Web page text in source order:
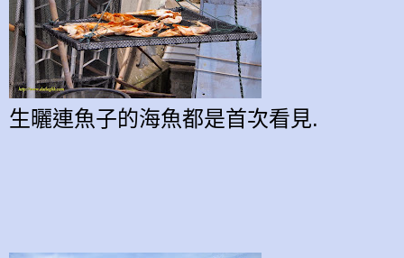
生曬連魚子的海魚都是首次看見.